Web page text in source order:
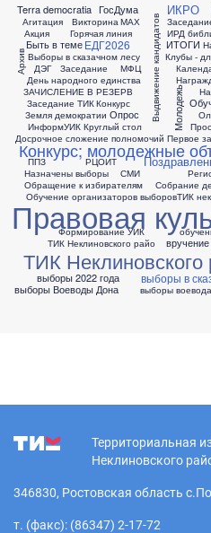
Terra democratia
Агитация
Акция
Архив
Быть в теме
Викторина
Выборы в сказачном лесу Выдвижение кандидатов
Горячая линия
ГосДума
ДЭГ
День народного единства
Досрочное сложение полномочий
ЕДГ2026
ЗАЧИСЛЕНИЕ В РЕЗЕРВ
Заседание
Заседание ТИК
Земля демократии
ИКРО
ИРД
ИТОГИ
ИнформУИК
Клубы -
Конкурс
Конкурс; молодежные
Круглый стол
МАХ
МФЦ
Молодежь
Назначены выборы
Обращение к избирателям
Обучение организаторов выборов
Опрос
ППЗ
Первое
Правовая
РЦОИТ
СМИ
Собрание
ТИК Неклиновского райо
ТИК Неклиновского
ТИК
Формирование УИК
выборы 2022 года
выборы Воеводы Дона
выборы в
выборы
Территориальная
Неклиновского
346830, Ростовская область
т. (факс): (86347) 2-17-72